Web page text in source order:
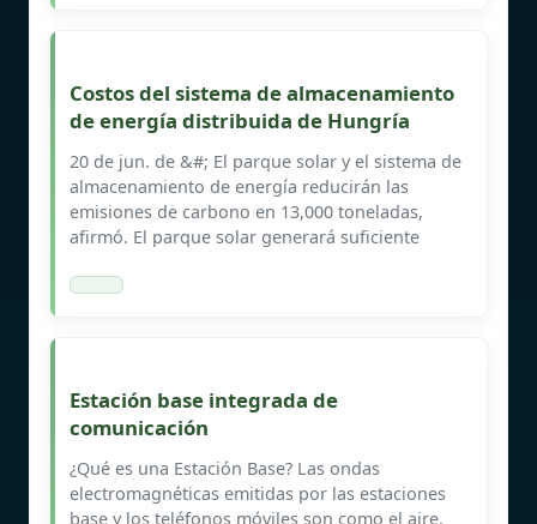
Costos del sistema de almacenamiento
de energía distribuida de Hungría
20 de jun. de &#; El parque solar y el sistema de
almacenamiento de energía reducirán las
emisiones de carbono en 13,000 toneladas,
afirmó. El parque solar generará suficiente
Estación base integrada de
comunicación
¿Qué es una Estación Base? Las ondas
electromagnéticas emitidas por las estaciones
base y los teléfonos móviles son como el aire,